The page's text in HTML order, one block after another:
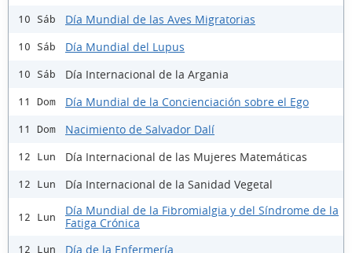
10 Sáb Día Mundial de las Aves Migratorias
10 Sáb Día Mundial del Lupus
10 Sáb Día Internacional de la Argania
11 Dom Día Mundial de la Concienciación sobre el Ego
11 Dom Nacimiento de Salvador Dalí
12 Lun Día Internacional de las Mujeres Matemáticas
12 Lun Día Internacional de la Sanidad Vegetal
12 Lun
Día Mundial de la Fibromialgia y del Síndrome de la
Fatiga Crónica
12 Lun Día de la Enfermería